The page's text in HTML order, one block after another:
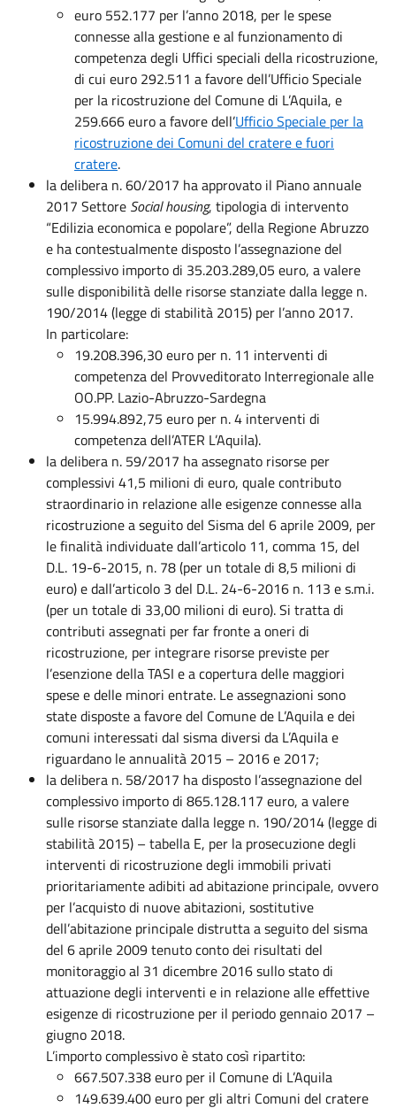
euro 552.177 per l’anno 2018, per le spese
connesse alla gestione e al funzionamento di
competenza degli Uffici speciali della ricostruzione,
di cui euro 292.511 a favore dell’Ufficio Speciale
per la ricostruzione del Comune di L’Aquila, e
259.666 euro a favore dell’Ufficio Speciale per la
ricostruzione dei Comuni del cratere e fuori
cratere.
la delibera n. 60/2017 ha approvato il Piano annuale
2017 Settore Social housing, tipologia di intervento
“Edilizia economica e popolare”, della Regione Abruzzo
e ha contestualmente disposto l’assegnazione del
complessivo importo di 35.203.289,05 euro, a valere
sulle disponibilità delle risorse stanziate dalla legge n.
190/2014 (legge di stabilità 2015) per l’anno 2017.
In particolare:
19.208.396,30 euro per n. 11 interventi di
competenza del Provveditorato Interregionale alle
OO.PP. Lazio-Abruzzo-Sardegna
15.994.892,75 euro per n. 4 interventi di
competenza dell’ATER L’Aquila).
la delibera n. 59/2017 ha assegnato risorse per
complessivi 41,5 milioni di euro, quale contributo
straordinario in relazione alle esigenze connesse alla
ricostruzione a seguito del Sisma del 6 aprile 2009, per
le finalità individuate dall’articolo 11, comma 15, del
D.L. 19-6-2015, n. 78 (per un totale di 8,5 milioni di
euro) e dall’articolo 3 del D.L. 24-6-2016 n. 113 e s.m.i.
(per un totale di 33,00 milioni di euro). Si tratta di
contributi assegnati per far fronte a oneri di
ricostruzione, per integrare risorse previste per
l’esenzione della TASI e a copertura delle maggiori
spese e delle minori entrate. Le assegnazioni sono
state disposte a favore del Comune de L’Aquila e dei
comuni interessati dal sisma diversi da L’Aquila e
riguardano le annualità 2015 – 2016 e 2017;
la delibera n. 58/2017 ha disposto l’assegnazione del
complessivo importo di 865.128.117 euro, a valere
sulle risorse stanziate dalla legge n. 190/2014 (legge di
stabilità 2015) – tabella E, per la prosecuzione degli
interventi di ricostruzione degli immobili privati
prioritariamente adibiti ad abitazione principale, ovvero
per l’acquisto di nuove abitazioni, sostitutive
dell’abitazione principale distrutta a seguito del sisma
del 6 aprile 2009 tenuto conto dei risultati del
monitoraggio al 31 dicembre 2016 sullo stato di
attuazione degli interventi e in relazione alle effettive
esigenze di ricostruzione per il periodo gennaio 2017 –
giugno 2018.
L’importo complessivo è stato così ripartito:
667.507.338 euro per il Comune di L’Aquila
149.639.400 euro per gli altri Comuni del cratere